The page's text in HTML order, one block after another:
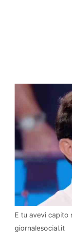
E tu avevi capito
giornalesocial.it